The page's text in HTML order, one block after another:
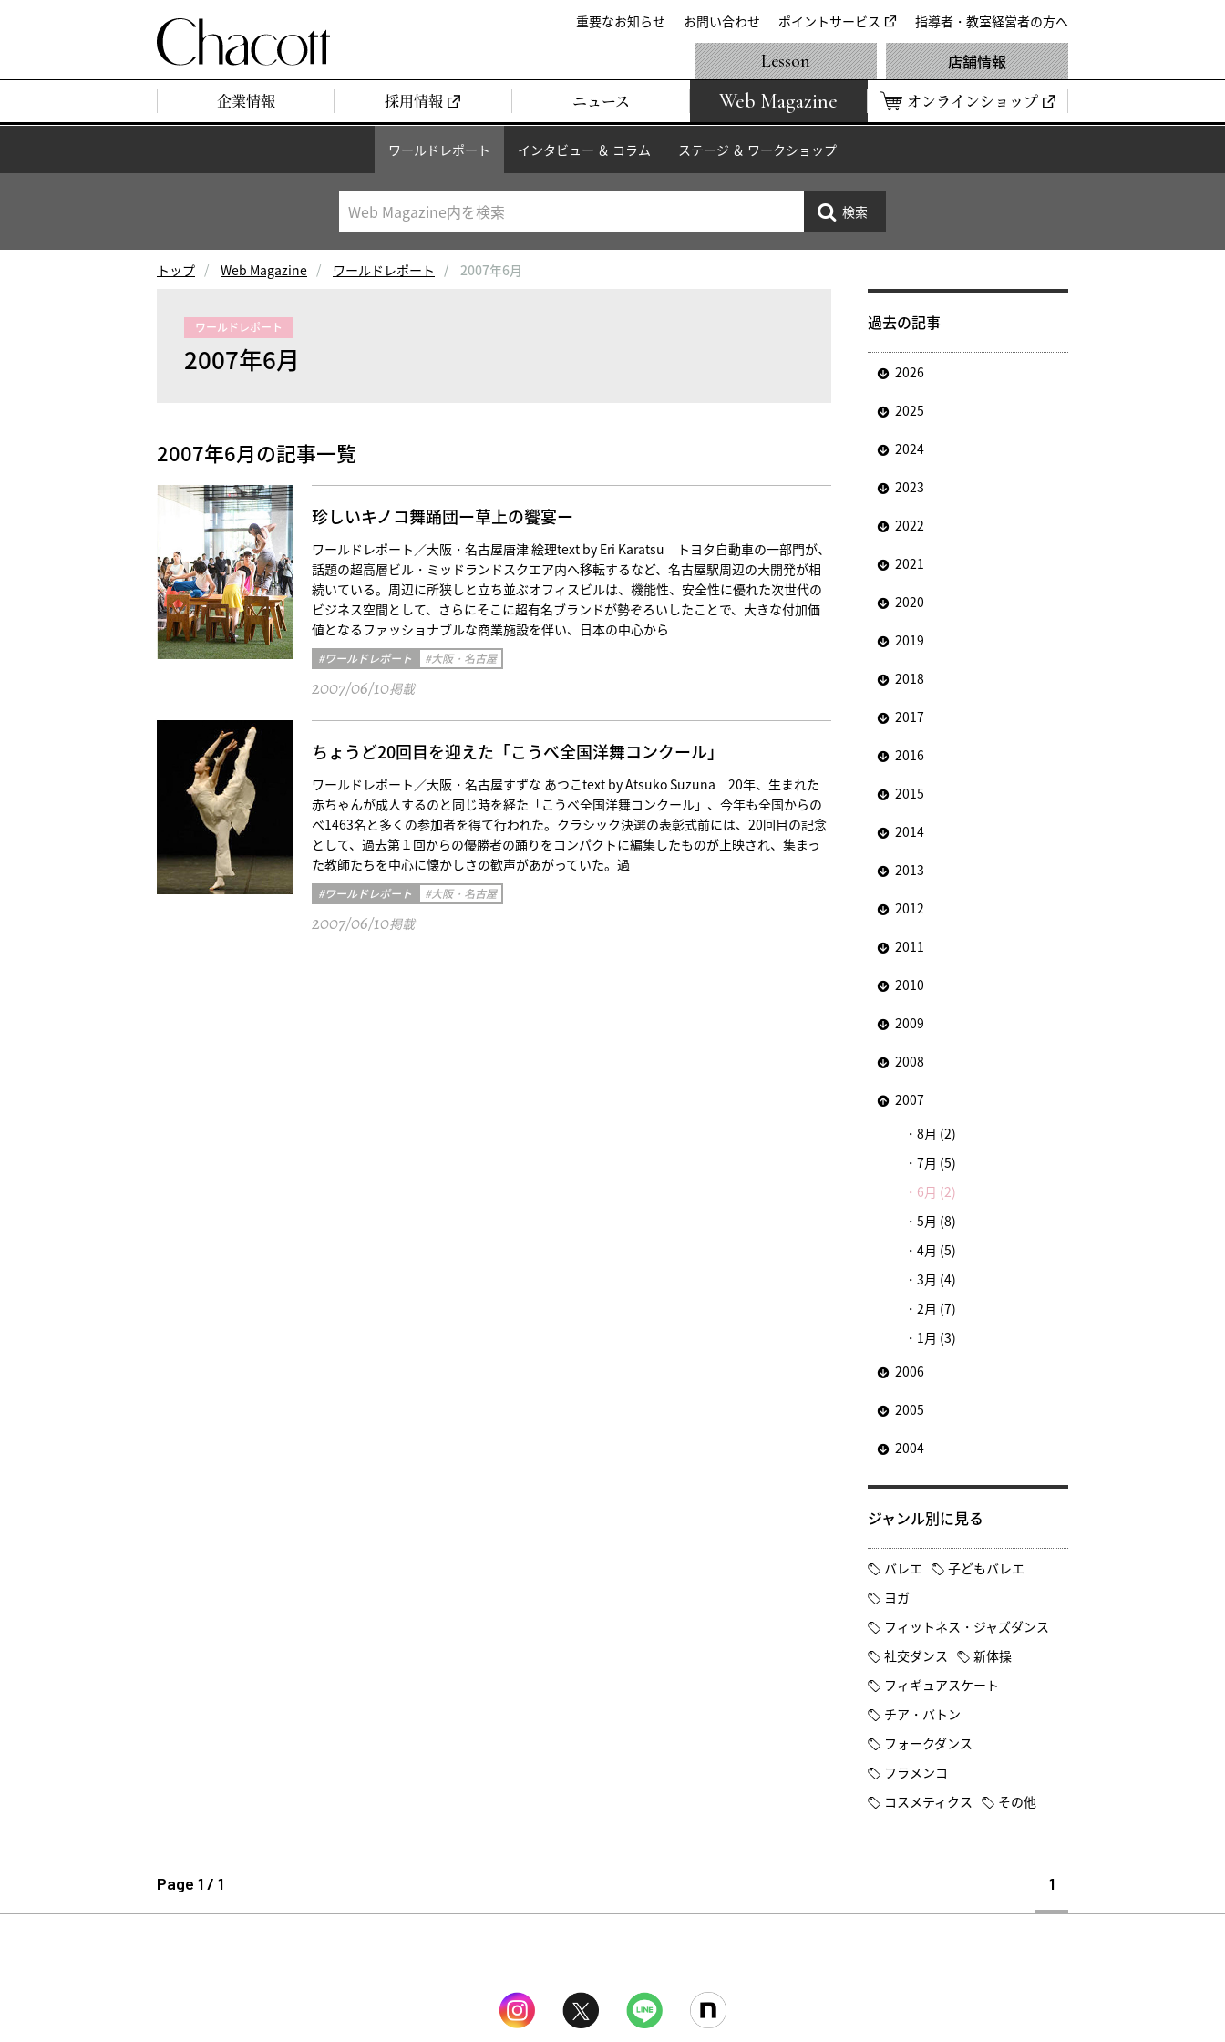
重要なお知らせ お問い合わせ ポイントサービス 指導者・教室経営者の方へ
企業情報 採用情報 ニュース Web Magazine オンラインショップ
Lesson 店舗情報
ワールドレポート インタビュー ＆ コラム ステージ ＆ ワークショップ
トップ Web Magazine ワールドレポート 2007年6月
ワールドレポート
2007年6月
2007年6月の記事一覧
珍しいキノコ舞踊団ー草上の饗宴ー
ワールドレポート／大阪・名古屋唐津 絵理text by Eri Karatsu トヨタ自動車の一部門が、
話題の超高層ビル・ミッドランドスクエア内へ移転するなど、名古屋駅周辺の大開発が相
続いている。周辺に所狭しと立ち並ぶオフィスビルは、機能性、安全性に優れた次世代の
ビジネス空間として、さらにそこに超有名ブランドが勢ぞろいしたことで、大きな付加価
値となるファッショナブルな商業施設を伴い、日本の中心から
#ワールドレポート #大阪・名古屋
2007/06/10掲載
ちょうど20回目を迎えた「こうべ全国洋舞コンクール」
ワールドレポート／大阪・名古屋すずな あつこtext by Atsuko Suzuna 20年、生まれた
赤ちゃんが成人するのと同じ時を経た「こうべ全国洋舞コンクール」、今年も全国からの
べ1463名と多くの参加者を得て行われた。クラシック決選の表彰式前には、20回目の記念
として、過去第１回からの優勝者の踊りをコンパクトに編集したものが上映され、集まっ
た教師たちを中心に懐かしさの歓声があがっていた。過
#ワールドレポート #大阪・名古屋
2007/06/10掲載
過去の記事
2026
2025
2024
2023
2022
2021
2020
2019
2018
2017
2016
2015
2014
2013
2012
2011
2010
2009
2008
2007
8月 (2)
7月 (5)
6月 (2)
5月 (8)
4月 (5)
3月 (4)
2月 (7)
1月 (3)
2006
2005
2004
ジャンル別に見る
バレエ
子どもバレエ
ヨガ
フィットネス・ジャズダンス
社交ダンス
新体操
フィギュアスケート
チア・バトン
フォークダンス
フラメンコ
コスメティクス
その他
Page 1 / 1 1